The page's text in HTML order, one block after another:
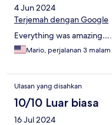
4 Jun 2024
Terjemah dengan Google
Everything was amazing….
Mario, perjalanan 3 malam
Ulasan yang disahkan
10/10 Luar biasa
16 Jul 2024